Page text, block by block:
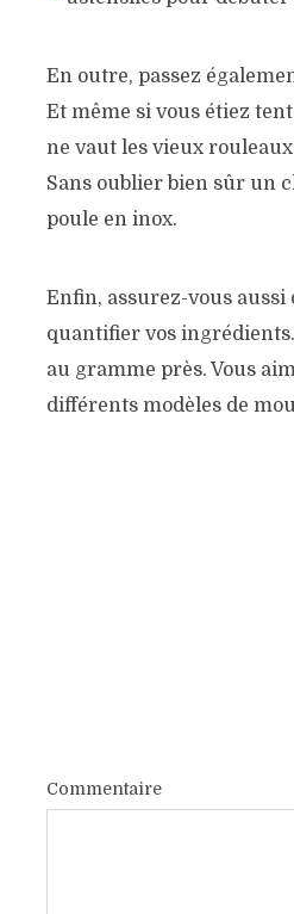
En outre, passez
Et même si vous étiez
ne vaut les vieux
Sans oublier bien sûr un
poule en inox.
Enfin, assurez-vous aussi
quantifier vos
au gramme près. Vous
différents modèles de
Commentaire